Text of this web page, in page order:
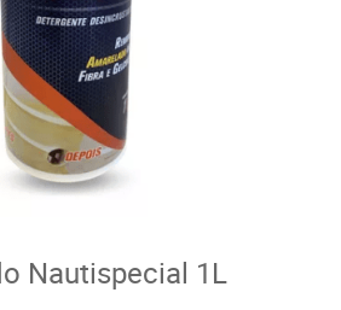
Nautispecial 1L